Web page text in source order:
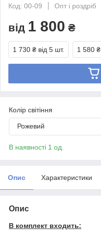
Код: 00-09
Опт і роздріб
від 1 800 ₴
1 730 ₴ від 5 шт. 1 580 ₴
Колір світіння
Рожевий
В наявності 1 од.
Опис Характеристики
Опис
В комплект входить: